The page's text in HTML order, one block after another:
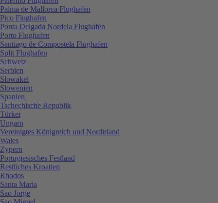
Palma de Mallorca Flughafen
Pico Flughafen
Ponta Delgada Nordela Flughafen
Porto Flughafen
Santiago de Compostela Flughafen
Split Flughafen
Schweiz
Serbien
Slowakei
Slowenien
Spanien
Tschechische Republik
Türkei
Ungarn
Vereinigtes Königreich und Nordirland
Wales
Zypern
Portugiesisches Festland
Restliches Kroatien
Rhodos
Santa Maria
Sao Jorge